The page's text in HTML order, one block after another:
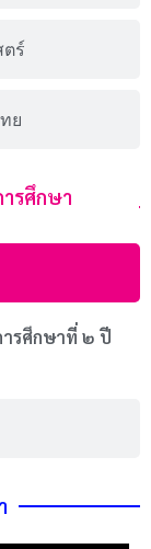
ร์
ย
รศึกษา
ารศึกษาที่ ๒ ปี